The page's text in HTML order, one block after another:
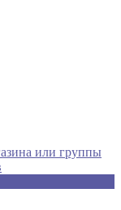
или группы